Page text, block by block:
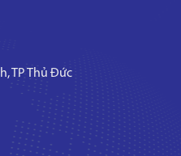
TP Thủ Đức